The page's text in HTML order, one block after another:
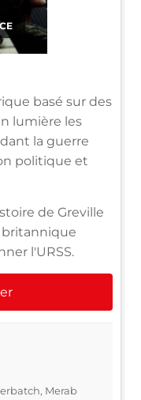
basé sur des
lumière les
la guerre
politique et
de Greville
britannique
l'URSS.
Merab